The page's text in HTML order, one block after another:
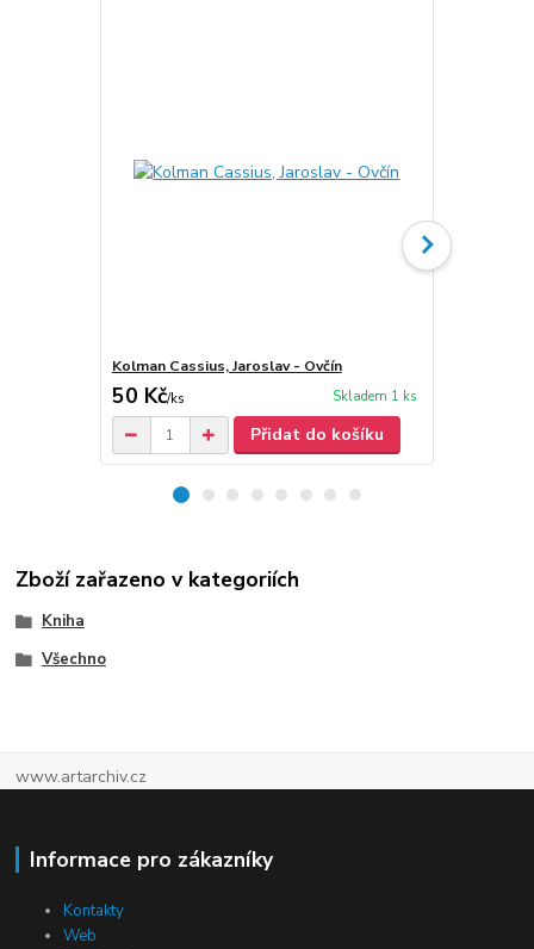
Kolman Cassius, Jaroslav - Ovčín
50 Kč/ks Skladem 1 ks
Přidat do košíku
Zboží zařazeno v kategoriích
Kniha
Všechno
www.artarchiv.cz
Informace pro zákazníky
Kontakty
Web